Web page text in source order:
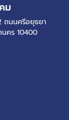
ม
ถนนศรีอยุธยา
นคร 10400